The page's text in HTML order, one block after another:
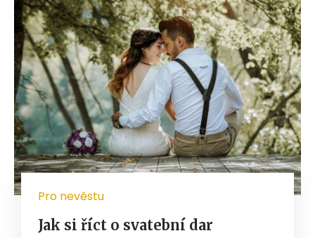
Pro nevěstu
Jak si říct o svatební dar